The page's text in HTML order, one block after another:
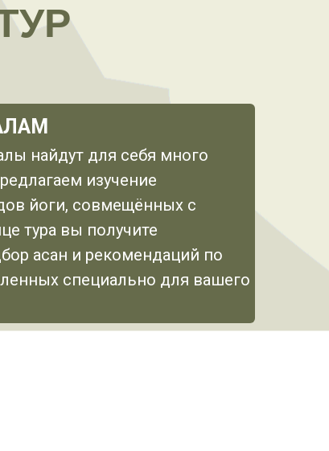
найдут для себя много
изучение
йоги, совмещённых с
тура вы получите
асан и рекомендаций по
специально для вашего